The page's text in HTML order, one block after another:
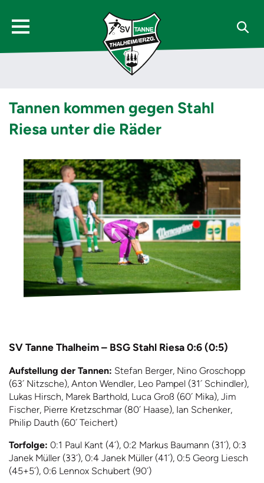
Tannen kommen gegen Stahl
Riesa unter die Räder
SV Tanne Thalheim – BSG Stahl Riesa 0:6 (0:5)
Aufstellung der Tannen: Stefan Berger, Nino Groschopp
(63´ Nitzsche), Anton Wendler, Leo Pampel (31´ Schindler),
Lukas Hirsch, Marek Barthold, Luca Groß (60´ Mika), Jim
Fischer, Pierre Kretzschmar (80´ Haase), Ian Schenker,
Philip Dauth (60´ Teichert)
Torfolge: 0:1 Paul Kant (4´), 0:2 Markus Baumann (31´), 0:3
Janek Müller (33´), 0:4 Janek Müller (41´), 0:5 Georg Liesch
(45+5´), 0:6 Lennox Schubert (90´)